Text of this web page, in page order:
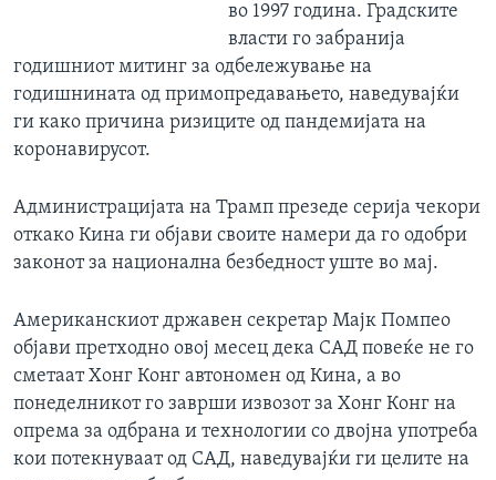
во 1997 година. Градските
власти го забранија
годишниот митинг за одбележување на
годишнината од примопредавањето, наведувајќи
ги како причина ризиците од пандемијата на
коронавирусот.
Администрацијата на Трамп презеде серија чекори
откако Кина ги објави своите намери да го одобри
законот за национална безбедност уште во мај.
Американскиот државен секретар Мајк Помпео
објави претходно овој месец дека САД повеќе не го
сметаат Хонг Конг автономен од Кина, а во
понеделникот го заврши извозот за Хонг Конг на
опрема за одбрана и технологии со двојна употреба
кои потекнуваат од САД, наведувајќи ги целите на